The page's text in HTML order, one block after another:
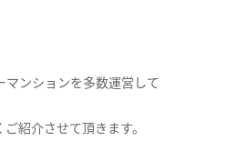
マンションを多数運営して
紹介させて頂きます。